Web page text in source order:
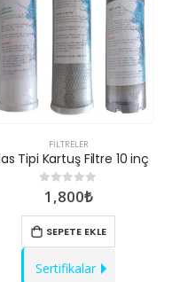
FILTRELER
Tipi Kartuş Filtre 10 inç
0out of 5
1,800₺
SEPETE EKLE
Sertifikalar